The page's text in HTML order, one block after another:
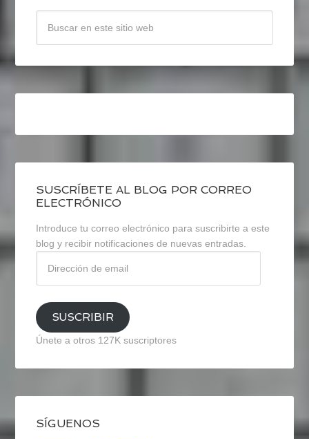
SUSCRÍBETE AL BLOG POR CORREO
ELECTRÓNICO
Introduce tu correo electrónico para suscribirte a este
blog y recibir notificaciones de nuevas entradas.
email
SUSCRIBIR
Únete a otros 127K suscriptores
SÍGUENOS